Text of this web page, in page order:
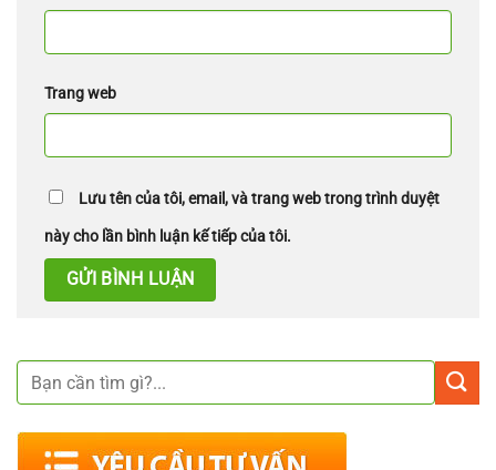
Trang web
Lưu tên của tôi, email, và trang web trong trình duyệt
này cho lần bình luận kế tiếp của tôi.